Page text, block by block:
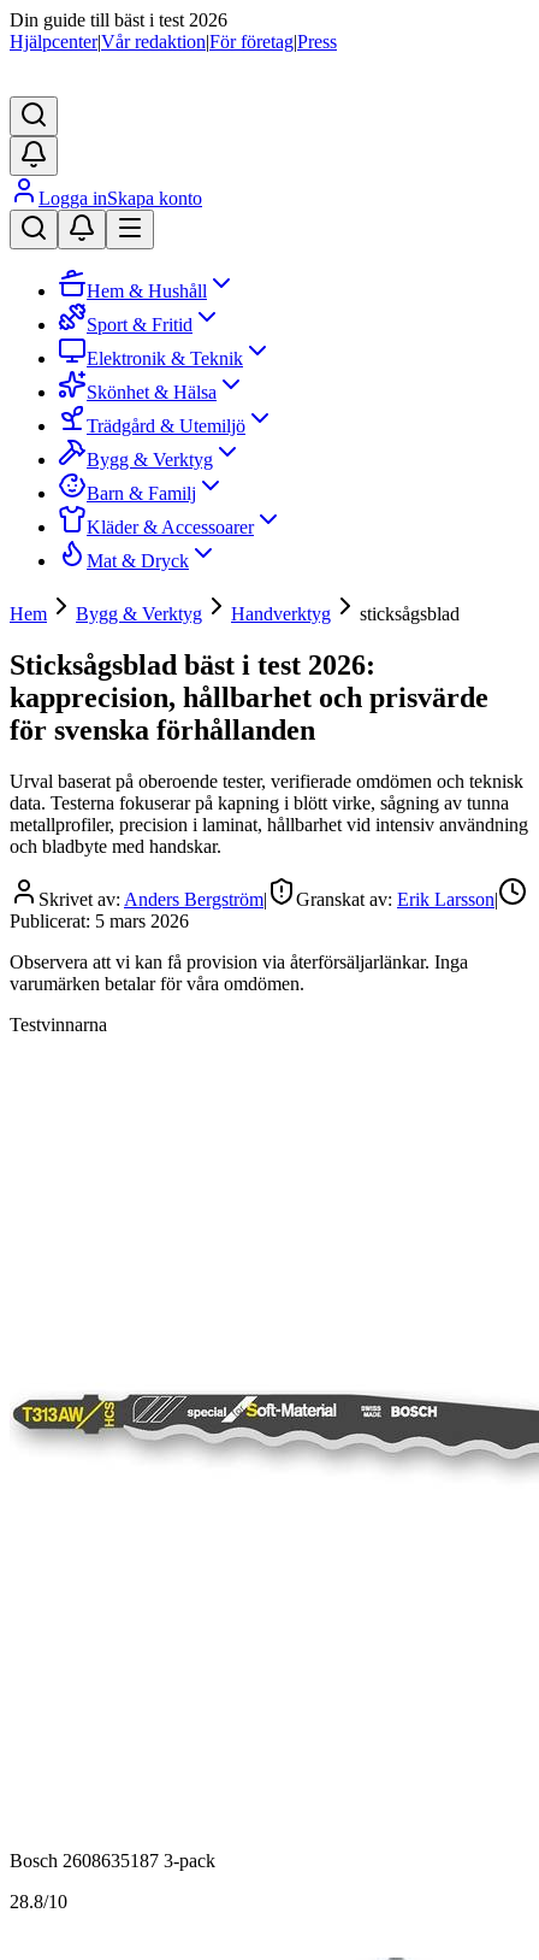
Din guide till bäst i test 2026
Hjälpcenter|Vår redaktion|För företag|Press
Logga inSkapa konto
Hem & Hushåll
Sport & Fritid
Elektronik & Teknik
Skönhet & Hälsa
Trädgård & Utemiljö
Bygg & Verktyg
Barn & Familj
Kläder & Accessoarer
Mat & Dryck
Hem Bygg & Verktyg Handverktyg sticksågsblad
Sticksågsblad bäst i test 2026:
kapprecision, hållbarhet och prisvärde
för svenska förhållanden
Urval baserat på oberoende tester, verifierade omdömen och teknisk
data. Testerna fokuserar på kapning i blött virke, sågning av tunna
metallprofiler, precision i laminat, hållbarhet vid intensiv användning
och bladbyte med handskar.
Skrivet av: Anders Bergström| Granskat av: Erik Larsson|
Publicerat: 5 mars 2026
Observera att vi kan få provision via återförsäljarlänkar. Inga
varumärken betalar för våra omdömen.
Testvinnarna
Bosch 2608635187 3-pack
28.8/10